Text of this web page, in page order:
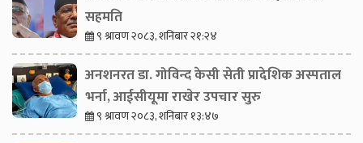
सहमति
९ श्रावण २०८३, शनिबार २१:२४
अनशनरत डा. गोविन्द केसी सेती प्रादेशिक अस्पताल
भर्ना, आईसीयूमा राखेर उपचार सुरु
९ श्रावण २०८३, शनिबार १३:४७